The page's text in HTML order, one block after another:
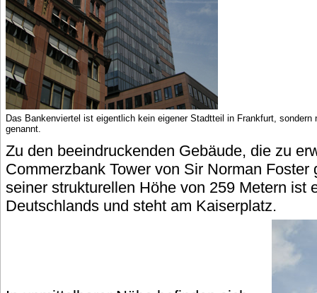
Das Bankenviertel ist eigentlich kein eigener Stadtteil in Frankfurt,
genannt.
Zu den beeindruckenden Gebäude, die zu
Commerzbank Tower von Sir Norman Foster
seiner strukturellen Höhe von 259 Metern ist
Deutschlands und steht am Kaiserplatz.